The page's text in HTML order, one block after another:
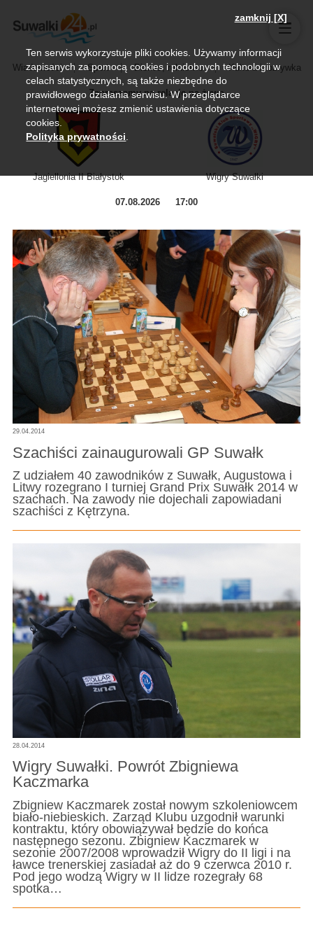
Wiadomości Sport Biznes, rolnictwo Kultura i rozrywka
Zapraszamy na relację na żywo
Jagiellonia II Białystok Wigry Suwałki
07.08.2026 17:00
29.04.2014
Szachiści zainaugurowali GP Suwałk
Z udziałem 40 zawodników z Suwałk, Augustowa i
Litwy rozegrano I turniej Grand Prix Suwałk 2014 w
szachach. Na zawody nie dojechali zapowiadani
szachiści z Kętrzyna.
28.04.2014
Wigry Suwałki. Powrót Zbigniewa
Kaczmarka
Zbigniew Kaczmarek został nowym szkoleniowcem
biało-niebieskich. Zarząd Klubu uzgodnił warunki
kontraktu, który obowiązywał będzie do końca
następnego sezonu. Zbigniew Kaczmarek w
sezonie 2007/2008 wprowadził Wigry do II ligi i na
ławce trenerskiej zasiadał aż do 9 czerwca 2010 r.
Pod jego wodzą Wigry w II lidze rozegrały 68
spotka…
zamknij [X]
Ten serwis wykorzystuje pliki cookies. Używamy informacji
zapisanych za pomocą cookies i podobnych technologii w
celach statystycznych, są także niezbędne do
prawidłowego działania serwisu. W przeglądarce
internetowej możesz zmienić ustawienia dotyczące
cookies.
Polityka prywatności